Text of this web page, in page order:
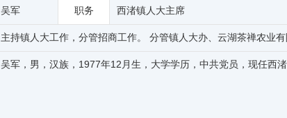
吴军 职务 西渚镇人大主席
主持镇人大工作，分管招商工作。 分管镇人大办、云湖茶禅农业有
吴军，男，汉族，1977年12月生，大学学历，中共党员，现任西渚